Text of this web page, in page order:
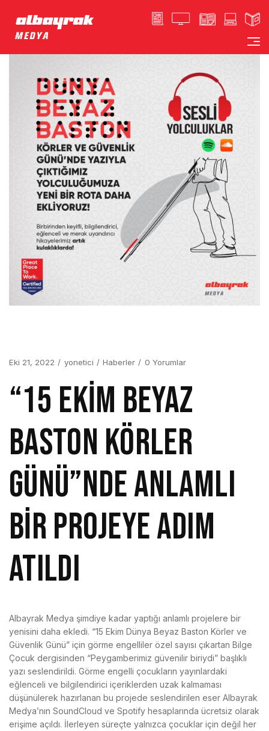
Eki 21, 2022 yonetici Haberler 0 Yorumlar
“15 EKİM BEYAZ
BASTON KÖRLER
GÜNÜ”NDE ANLAMLI
BİR PROJEYE ADIM
ATILDI
Albayrak Medya şimdiye kadar yaptığı anlamlı projelere bir
yenisini daha ekledi. “15 Ekim Dünya Beyaz Baston Körler ve
Güvenlik Günü” için görme engelliler özel sayısı çıkartan Bilge
Çocuk dergisinden “Peygamberimiz güvenilir biriydi” başlıklı
yazı seslendirildi. Görme engelli çocukların yayınlardaki
eğlenceli ve bilgilendirici içeriklerden uzak kalmaması
düşünülerek hazırlanan bu projede seslendirilen eser Albayrak
Medya’nın SoundCloud ve Spotify hesaplarında ücretsiz olarak
erişime açıldı. İlerleyen süreçte yalnızca çocuklar için değil her